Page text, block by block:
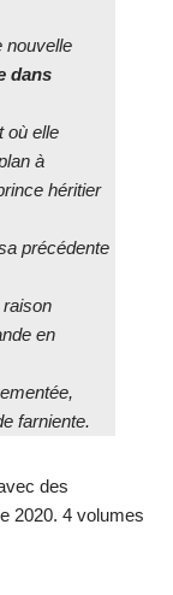
nouvelle
dans
où elle
à
héritier
précédente
en
farniente.
des
2020. 4 volumes